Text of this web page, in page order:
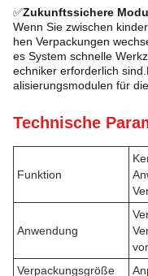
✅Zukunftssichere
Wenn Sie zwischen
hen Verpackungen
es System schnelle
echniker erforderlich
alisierungsmodulen für
Technische
Funktion
Anwendung
Verpackungsgröße